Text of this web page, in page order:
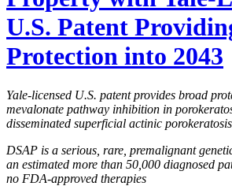
U.S. Patent
Protection into 2043
Yale-licensed U.S. patent provides broad
mevalonate pathway inhibition in
disseminated superficial actinic
DSAP is a serious, rare, premalignant
an estimated more than 50,000 diagnosed
no FDA-approved therapies